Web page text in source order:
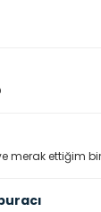
merak ettiğim